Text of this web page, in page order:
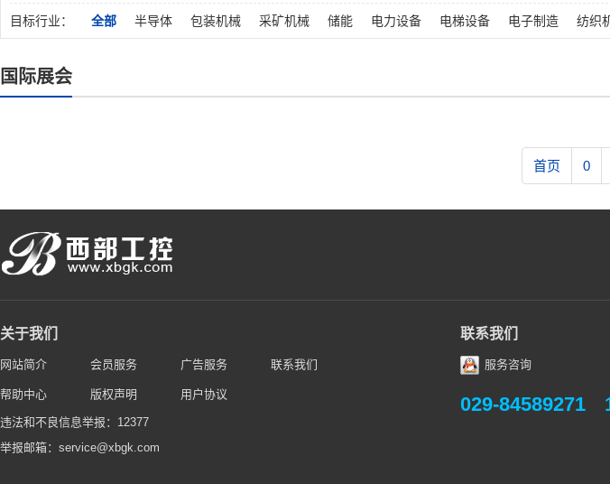
目标行业： 全部 半导体 包装机械 采矿机械 储能 电力设备 电梯设备 电子制造 纺织
国际展会
首页 0
关于我们
网站简介 会员服务 广告服务 联系我们
帮助中心 版权声明 用户协议
违法和不良信息举报：12377
举报邮箱：service@xbgk.com
联系我们
服务咨询
029-84589271